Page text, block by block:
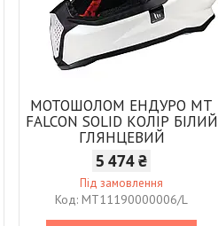
МОТОШОЛОМ ЕНДУРО MT
FALCON SOLID КОЛІР БІЛИЙ
ГЛЯНЦЕВИЙ
5 474 ₴
Під замовлення
MT11190000006/L